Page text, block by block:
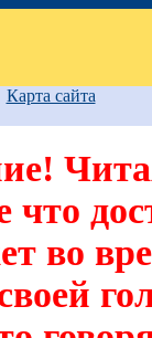
Карта сайта
что
во